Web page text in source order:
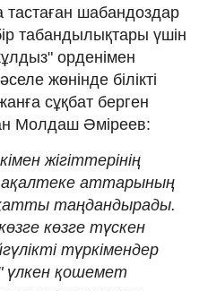
шабандоздар
табандылықтары үшін
орденімен
жөнінде білікті
сұқбат берген
Молдаш Әміреев:
жігіттерінің
аттарының
қатты таңдандырады.
көзге түскен
түркімендер
үлкен қошемет